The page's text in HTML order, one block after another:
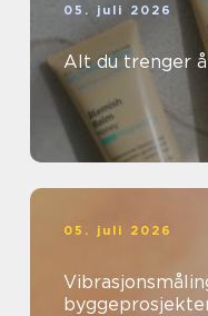
05. juli 2026
Alt du trenger
05. juli 2026